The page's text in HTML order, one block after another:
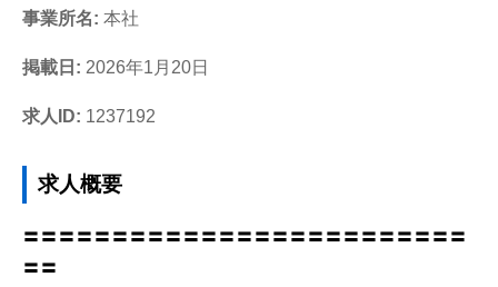
事業所名: 本社
掲載日: 2026年1月20日
求人ID: 1237192
求人概要
〓〓〓〓〓〓〓〓〓〓〓〓〓〓〓〓〓〓〓〓〓〓〓〓〓
〓〓